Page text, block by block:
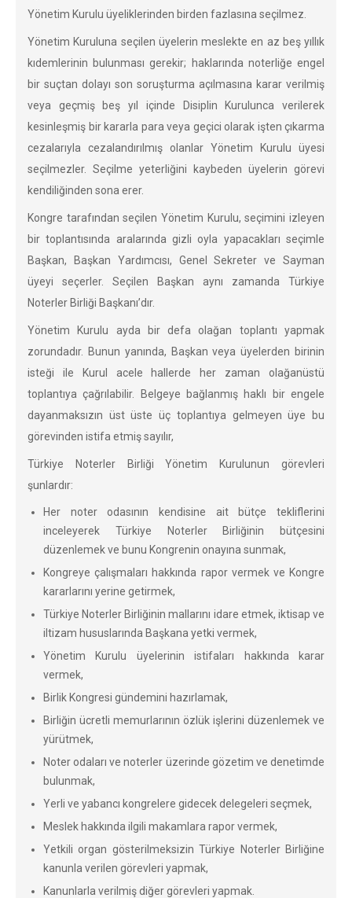
Yönetim Kurulu üyeliklerinden birden fazlasına seçilmez.
Yönetim Kuruluna seçilen üyelerin meslekte en az beş yıllık
kıdemlerinin bulunması gerekir; haklarında noterliğe engel
bir suçtan dolayı son soruşturma açılmasına karar verilmiş
veya geçmiş beş yıl içinde Disiplin Kurulunca verilerek
kesinleşmiş bir kararla para veya geçici olarak işten çıkarma
cezalarıyla cezalandırılmış olanlar Yönetim Kurulu üyesi
seçilmezler. Seçilme yeterliğini kaybeden üyelerin görevi
kendiliğinden sona erer.
Kongre tarafından seçilen Yönetim Kurulu, seçimini izleyen
bir toplantısında aralarında gizli oyla yapacakları seçimle
Başkan, Başkan Yardımcısı, Genel Sekreter ve Sayman
üyeyi seçerler. Seçilen Başkan aynı zamanda Türkiye
Noterler Birliği Başkanı’dır.
Yönetim Kurulu ayda bir defa olağan toplantı yapmak
zorundadır. Bunun yanında, Başkan veya üyelerden birinin
isteği ile Kurul acele hallerde her zaman olağanüstü
toplantıya çağrılabilir. Belgeye bağlanmış haklı bir engele
dayanmaksızın üst üste üç toplantıya gelmeyen üye bu
görevinden istifa etmiş sayılır,
Türkiye Noterler Birliği Yönetim Kurulunun görevleri
şunlardır:
Her noter odasının kendisine ait bütçe tekliflerini
inceleyerek Türkiye Noterler Birliğinin bütçesini
düzenlemek ve bunu Kongrenin onayına sunmak,
Kongreye çalışmaları hakkında rapor vermek ve Kongre
kararlarını yerine getirmek,
Türkiye Noterler Birliğinin mallarını idare etmek, iktisap ve
iltizam hususlarında Başkana yetki vermek,
Yönetim Kurulu üyelerinin istifaları hakkında karar
vermek,
Birlik Kongresi gündemini hazırlamak,
Birliğin ücretli memurlarının özlük işlerini düzenlemek ve
yürütmek,
Noter odaları ve noterler üzerinde gözetim ve denetimde
bulunmak,
Yerli ve yabancı kongrelere gidecek delegeleri seçmek,
Meslek hakkında ilgili makamlara rapor vermek,
Yetkili organ gösterilmeksizin Türkiye Noterler Birliğine
kanunla verilen görevleri yapmak,
Kanunlarla verilmiş diğer görevleri yapmak.